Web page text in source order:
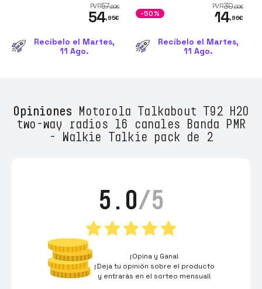
PVR57,69€
54,95€
Recíbelo el Martes,
11 Ago.
PVR30,00€
14,96€
-50%
Recíbelo el Martes,
11 Ago.
Opiniones Motorola Talkabout T92 H2O
two-way radios 16 canales Banda PMR
- Walkie Talkie pack de 2
5.0/5
¡Opina y Gana!
¡Deja tu opinión sobre el producto
y entrarás en el sorteo mensual!